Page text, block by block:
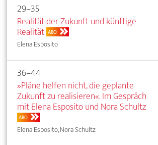
29–35
Realität der Zukunft und künftige
Realität ABO
Elena Esposito
36–44
»Pläne helfen nicht, die geplante
Zukunft zu realisieren«. Im Gespräch
mit Elena Esposito und Nora Schultz
ABO
Elena Esposito, Nora Schultz